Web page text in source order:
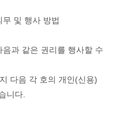
및 행사 방법
과 같은 권리를 행사할 수
다음 각 호의 개인(신용)
니다.